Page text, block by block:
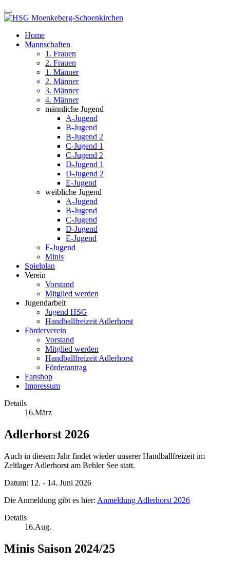
Home
Mannschaften
1. Frauen
2. Frauen
1. Männer
2. Männer
3. Männer
4. Männer
männliche Jugend
A-Jugend
B-Jugend
B-Jugend 2
C-Jugend 1
C-Jugend 2
D-Jugend 1
D-Jugend 2
E-Jugend
weibliche Jugend
A-Jugend
B-Jugend
C-Jugend
D-Jugend
E-Jugend
F-Jugend
Minis
Spielplan
Verein
Vorstand
Mitglied werden
Jugendarbeit
Jugend HSG
Handballfreizeit Adlerhorst
Förderverein
Vorstand
Mitglied werden
Handballfreizeit Adlerhorst
Förderantrag
Fanshop
Impressum
Details
16.März
Adlerhorst 2026
Auch in diesem Jahr findet wieder unserer Handballfreizeit im
Zeltlager Adlerhorst am Behler See statt.
Datum: 12. - 14. Juni 2026
Die Anmeldung gibt es hier: Anmeldung Adlerhorst 2026
Details
16.Aug.
Minis Saison 2024/25